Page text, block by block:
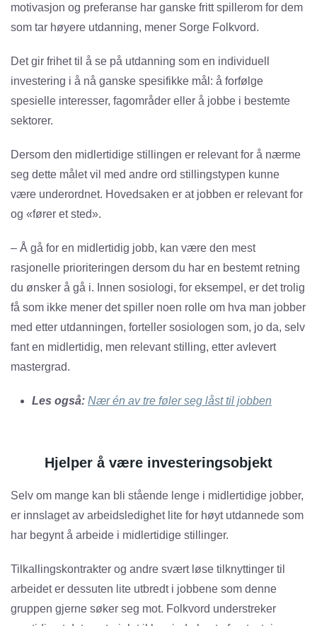
motivasjon og preferanse har ganske fritt spillerom for dem
som tar høyere utdanning, mener Sorge Folkvord.
Det gir frihet til å se på utdanning som en individuell
investering i å nå ganske spesifikke mål: å forfølge
spesielle interesser, fagområder eller å jobbe i bestemte
sektorer.
Dersom den midlertidige stillingen er relevant for å nærme
seg dette målet vil med andre ord stillingstypen kunne
være underordnet. Hovedsaken er at jobben er relevant for
og «fører et sted».
– Å gå for en midlertidig jobb, kan være den mest
rasjonelle prioriteringen dersom du har en bestemt retning
du ønsker å gå i. Innen sosiologi, for eksempel, er det trolig
få som ikke mener det spiller noen rolle om hva man jobber
med etter utdanningen, forteller sosiologen som, jo da, selv
fant en midlertidig, men relevant stilling, etter avlevert
mastergrad.
Les også: Nær én av tre føler seg låst til jobben
Hjelper å være investeringsobjekt
Selv om mange kan bli stående lenge i midlertidige jobber,
er innslaget av arbeidsledighet lite for høyt utdannede som
har begynt å arbeide i midlertidige stillinger.
Tilkallingskontrakter og andre svært løse tilknyttinger til
arbeidet er dessuten lite utbredt i jobbene som denne
gruppen gjerne søker seg mot. Folkvord understreker